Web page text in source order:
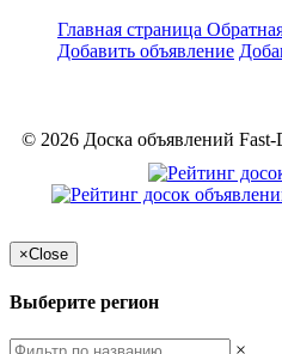
Главная страница
Добавить объявление
© 2026 Доска объявлений
×Close
Выберите регион